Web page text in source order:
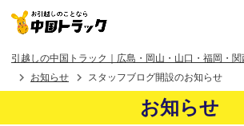
引越しの中国トラック｜広島・岡山・山口・福岡・
お知らせ
スタッフブログ開設のお知らせ
お知らせ